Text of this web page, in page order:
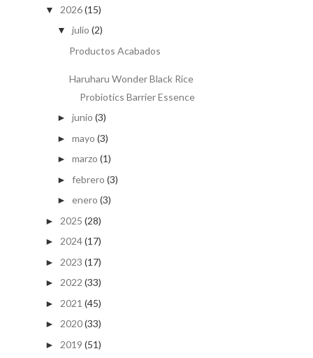
▼ 2026(15)
▼ julio (2)
Productos Acabados
Haruharu Wonder Black Rice
Probiotics Barrier Essence
► junio (3)
► mayo (3)
► marzo (1)
► febrero (3)
► enero (3)
► 2025 (28)
► 2024(17)
► 2023 (17)
► 2022 (33)
► 2021 (45)
► 2020(33)
► 2019 (51)